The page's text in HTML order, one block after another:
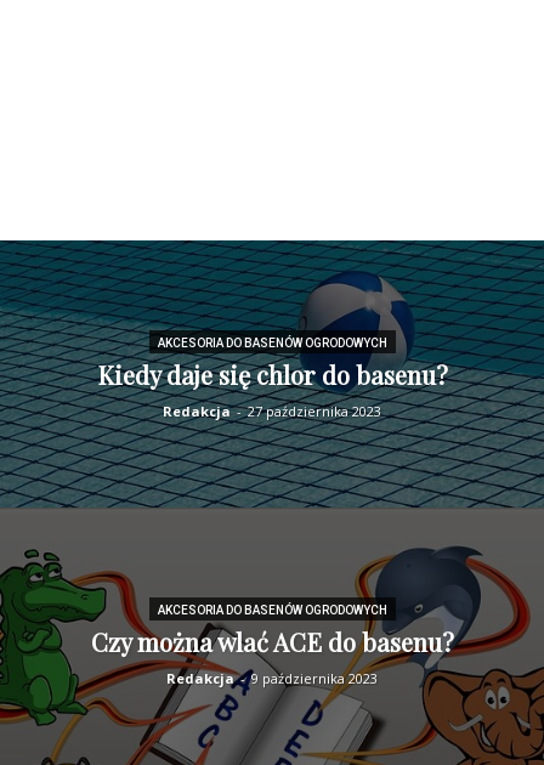
AKCESORIA DO BASENÓW OGRODOWYCH
Kiedy daje się chlor do basenu?
Redakcja - 27 października 2023
AKCESORIA DO BASENÓW OGRODOWYCH
Czy można wlać ACE do basenu?
Redakcja - 9 października 2023